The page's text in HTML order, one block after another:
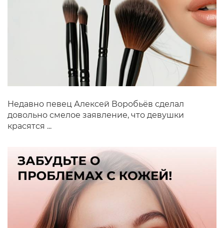
Недавно певец Алексей Воробьёв сделал
довольно смелое заявление, что девушки
красятся ...